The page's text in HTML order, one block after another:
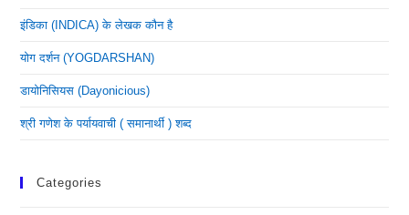
इंडिका (INDICA) के लेखक कौन है
योग दर्शन (YOGDARSHAN)
डायोनिसियस (dayonicious)
श्री गणेश के पर्यायवाची ( समानार्थी ) शब्द
Categories